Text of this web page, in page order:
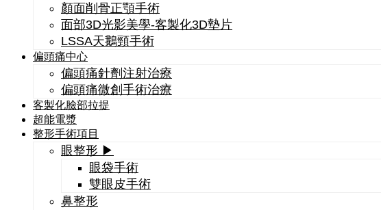
顏面削骨正顎手術
面部3D光影美學-客製化3D墊片
LSSA天鵝頸手術
偏頭痛中心
偏頭痛針劑注射治療
偏頭痛微創手術治療
客製化臉部拉提
超能電漿
整形手術項目
眼整形 ▶
眼袋手術
雙眼皮手術
鼻整形